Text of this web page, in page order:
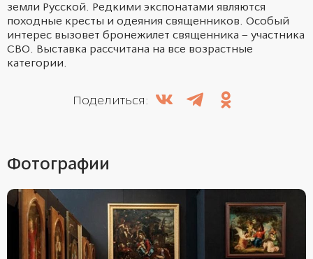
земли Русской. Редкими экспонатами являются
походные кресты и одеяния священников. Особый
интерес вызовет бронежилет священника – участника
СВО. Выставка рассчитана на все возрастные
категории.
Поделиться:
Фотографии